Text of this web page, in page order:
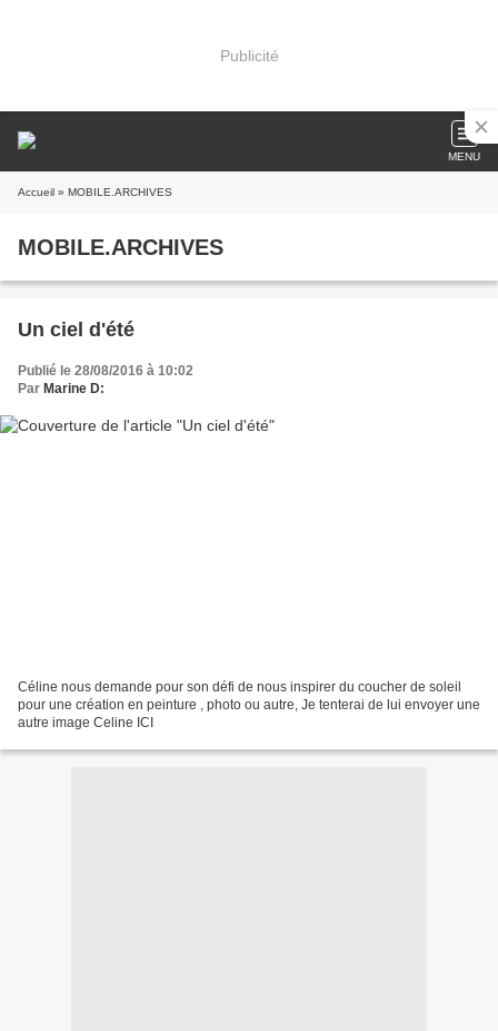
Publicité
MENU
Accueil » MOBILE.ARCHIVES
MOBILE.ARCHIVES
Un ciel d'été
Publié le 28/08/2016 à 10:02
Par Marine D:
Céline nous demande pour son défi de nous inspirer du coucher de soleil
pour une création en peinture , photo ou autre, Je tenterai de lui envoyer une
autre image Celine ICI